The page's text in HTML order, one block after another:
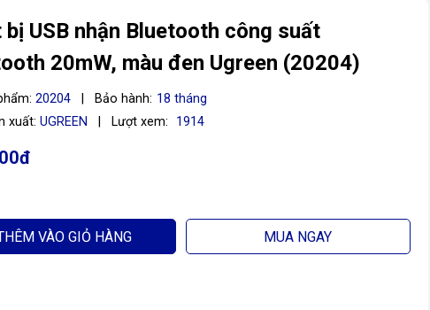
bị USB nhận Bluetooth công suất
20mW, màu đen Ugreen (20204)
20204 Bảo hành: 18 tháng
xuất: UGREEN Lượt xem: 1914
VÀO GIỎ HÀNG MUA NGAY